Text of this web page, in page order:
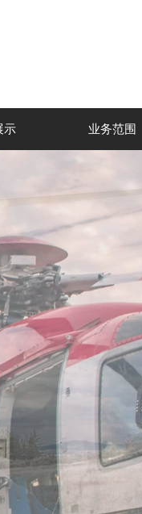
示 业务范围